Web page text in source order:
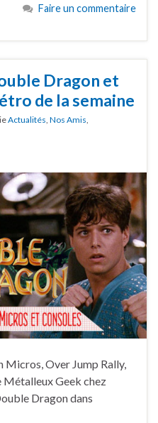
Faire un commentaire
Dragon et
de la semaine
Actualités, Nos Amis,
Micros, Over Jump Rally,
Geek chez
Dragon dans